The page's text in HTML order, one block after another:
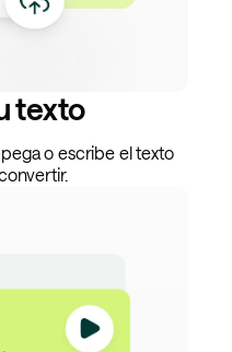
texto
o escribe el texto